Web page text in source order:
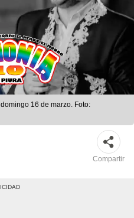
16 de marzo. Foto:
Compartir